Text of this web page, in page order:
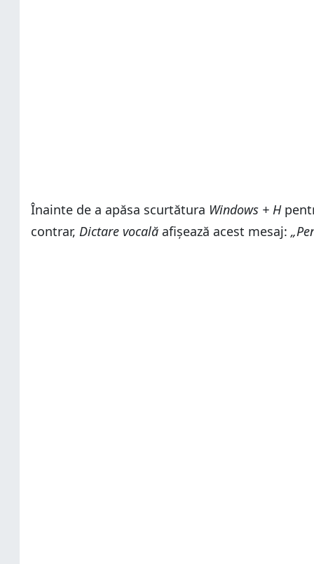
Înainte de a apăsa scurtătura Windows + H
contrar, Dictare vocală afișează acest mesaj: